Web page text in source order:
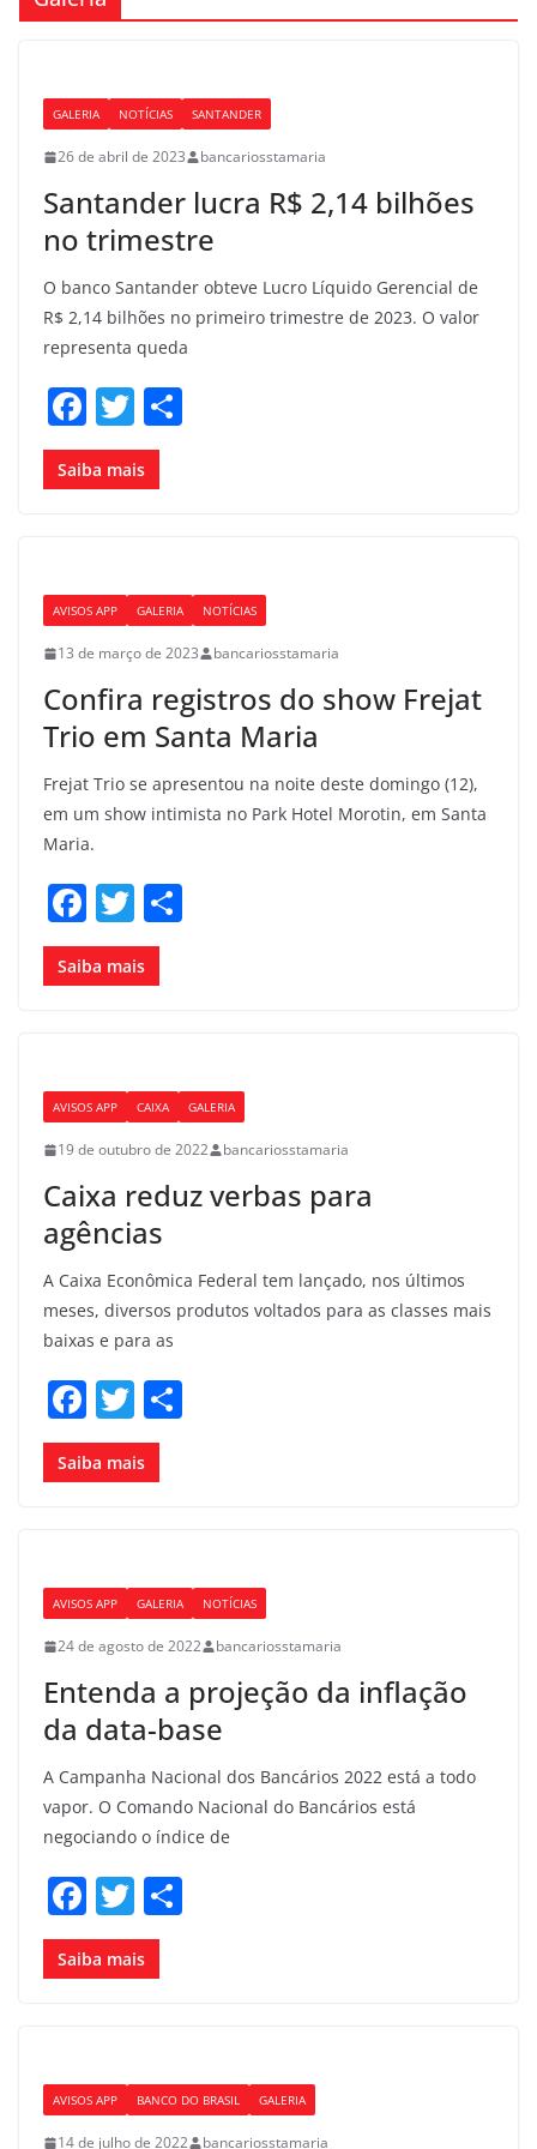
GALERIA NOTÍCIAS SANTANDER
26 de abril de 2023 bancariosstamaria
Santander lucra R$ 2,14 bilhões
no trimestre
O banco Santander obteve Lucro Líquido Gerencial de
R$ 2,14 bilhões no primeiro trimestre de 2023. O valor
representa queda
F
a
c
o
o
k
T
w
itt
Saiba mais
AVISOS APP GALERIA NOTÍCIAS
13 de março de 2023 bancariosstamaria
Confira registros do show Frejat
Trio em Santa Maria
Frejat Trio se apresentou na noite deste domingo (12),
em um show intimista no Park Hotel Morotin, em Santa
Maria.
F
a
c
o
o
k
T
w
itt
Saiba mais
AVISOS APP CAIXA GALERIA
19 de outubro de 2022 bancariosstamaria
Caixa reduz verbas para
agências
A Caixa Econômica Federal tem lançado, nos últimos
meses, diversos produtos voltados para as classes mais
baixas e para as
F
a
c
o
o
k
T
w
itt
Saiba mais
AVISOS APP GALERIA NOTÍCIAS
24 de agosto de 2022 bancariosstamaria
Entenda a projeção da inflação
da data-base
A Campanha Nacional dos Bancários 2022 está a todo
vapor. O Comando Nacional do Bancários está
negociando o índice de
F
a
c
o
o
T
w
itt
Saiba mais
AVISOS APP BANCO DO BRASIL GALERIA
14 de julho de 2022 bancariosstamaria